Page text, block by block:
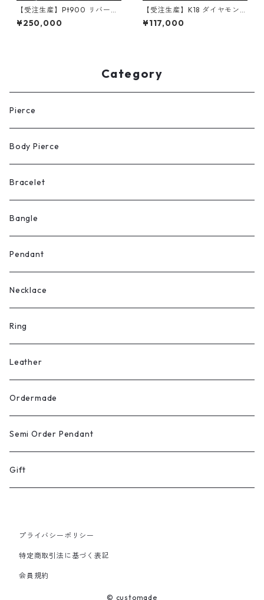
【受注生産】Pt900 リバーシ
ブルペンダント｜ロイヤルコ
ンビネーション｜30g喜平ま
¥250,000
【受注生産】K18 ダイヤモンド
ペンダント｜クロスモチーフ
｜Sサイズ｜30ｇ喜平まで対応
¥117,000
Category
Pierce
Body Pierce
Bracelet
Bangle
Pendant
Necklace
Ring
Leather
Ordermade
Semi Order Pendant
Gift
プライバシーポリシー
特定商取引法に基づく表記
会員規約
© customade